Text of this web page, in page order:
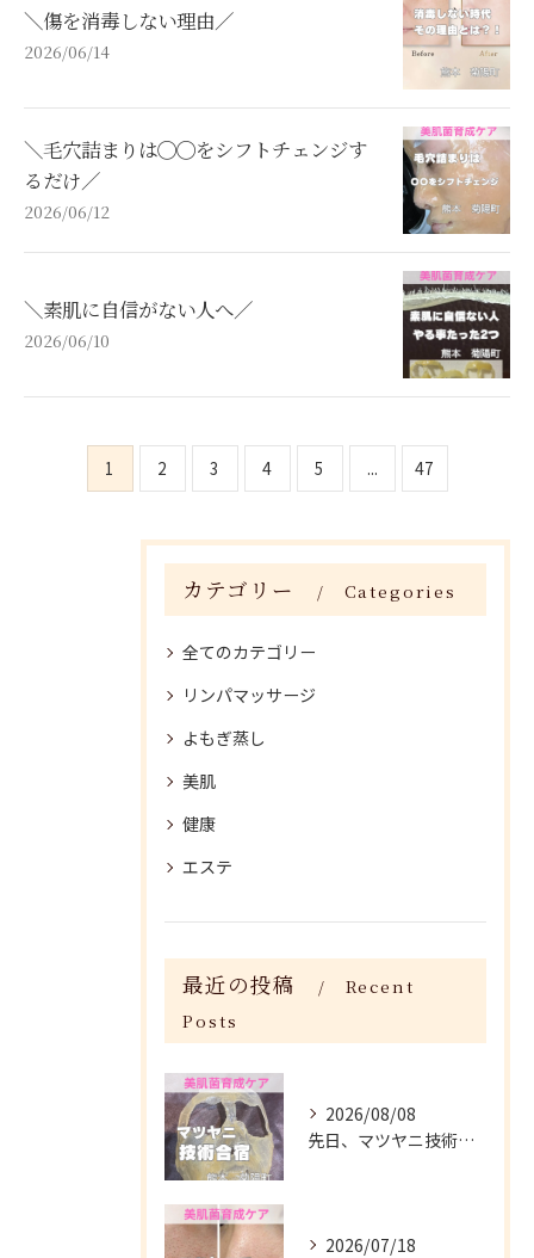
＼傷を消毒しない理由／
2026/06/14
＼毛穴詰まりは◯◯をシフトチェンジす
るだけ／
2026/06/12
＼素肌に自信がない人へ／
2026/06/10
1 2 3 4 5 ... 47
カテゴリー Categories
全てのカテゴリー
リンパマッサージ
よもぎ蒸し
美肌
健康
エステ
最近の投稿
Recent
Posts
2026/08/08
先日、マツヤニ技術合宿に参加してきました✨
2026/07/18